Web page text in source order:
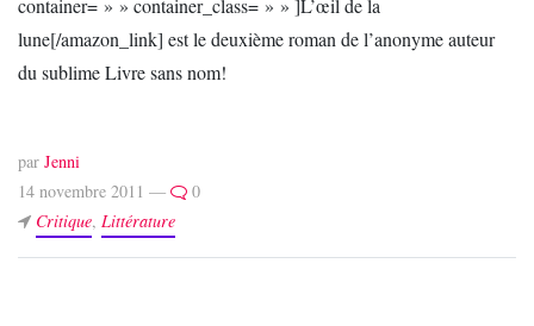
container= » » container_class= » » ]L’œil de la
lune[/amazon_link] est le deuxième roman de l’anonyme auteur
du sublime Livre sans nom!
par Jenni
14 novembre 2011 —
0
Critique, Littérature